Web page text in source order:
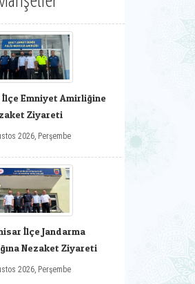
Emniyet Amirliğine
Ziyareti
2026, Perşembe
İlçe Jandarma
Nezaket Ziyareti
2026, Perşembe